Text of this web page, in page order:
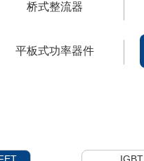
桥式整流器
平板式功率器件
IGBT